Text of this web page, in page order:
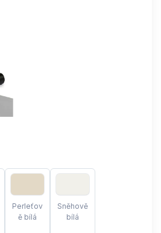
Perleťov
ě bílá
Sněhově
bílá